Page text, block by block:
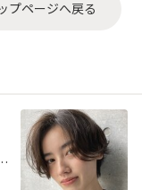
プページへ戻る
わせカット¥5,368